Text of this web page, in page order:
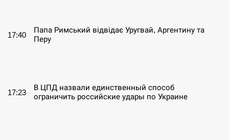
17:40
Папа Римський відвідає Уругвай, Аргентину та
Перу
17:23
В ЦПД назвали единственный способ
ограничить российские удары по Украине